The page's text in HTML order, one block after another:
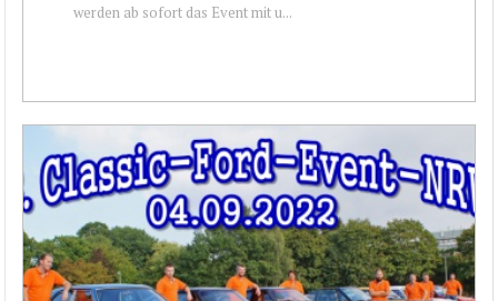
werden ab sofort das Event mit u...